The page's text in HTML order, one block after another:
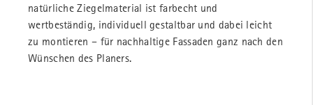
natürliche Ziegelmaterial ist farbecht und
wertbeständig, individuell gestaltbar und dabei leicht
zu montieren – für nachhaltige Fassaden ganz nach den
Wünschen des Planers.